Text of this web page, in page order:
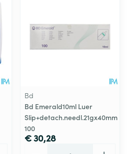
Bd
Bd Emerald10ml Luer
Slip+detach.needl.21gx40mm
100
€ 30,28